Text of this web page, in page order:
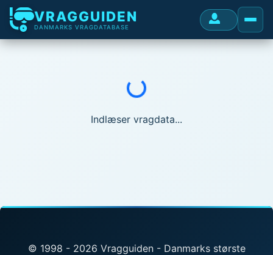
VRAGGUIDEN
DANMARKS VRAGDATABASE
Indlæser...
Indlæser vragdata...
© 1998 - 2026 Vragguiden - Danmarks største